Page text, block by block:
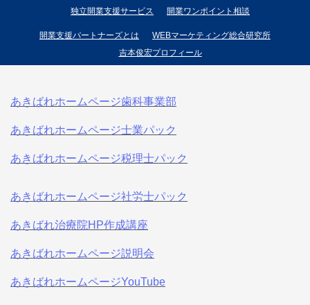
独立開業支援サービス
開業ワンポイント相談
開業支援パートナーズとは
WEBマーケティング総合研究所
吉本俊宏プロフィール
あきばれホームページ歯科事業部
あきばれホームページ士業パック
あきばれホームページ税理士パック
あきばれホームページ社労士パック
あきばれ治療院HP作成講座
あきばれホームページ説明会
あきばれホームページYouTube